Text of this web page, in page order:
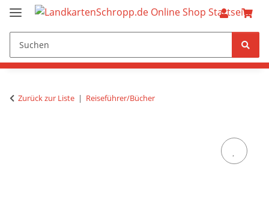
Zurück zur Liste Reiseführer/Bücher